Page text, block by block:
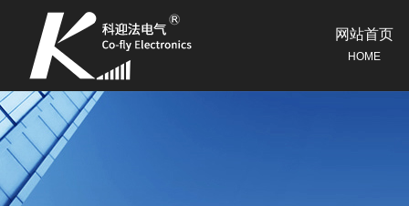
网站首页
HOME